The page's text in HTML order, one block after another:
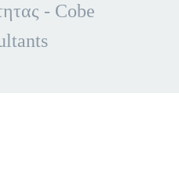
- Cobe